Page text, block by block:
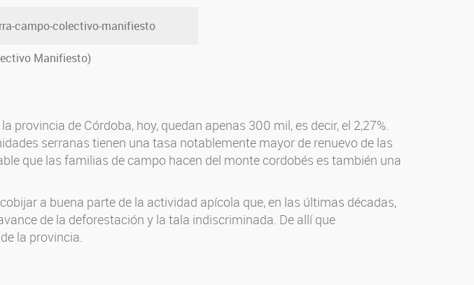
Manifiesto)
de Córdoba, hoy, quedan apenas 300 mil, es decir, el 2,27%.
serranas tienen una tasa notablemente mayor de renuevo de las
que las familias de campo hacen del monte cordobés es también una
a buena parte de la actividad apícola que, en las últimas décadas,
de la deforestación y la tala indiscriminada. De allí que
la provincia.